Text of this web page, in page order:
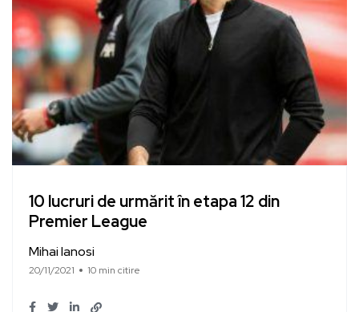
10 lucruri de urmărit în etapa 12 din
Premier League
Mihai Ianosi
20/11/2021 10 min citire